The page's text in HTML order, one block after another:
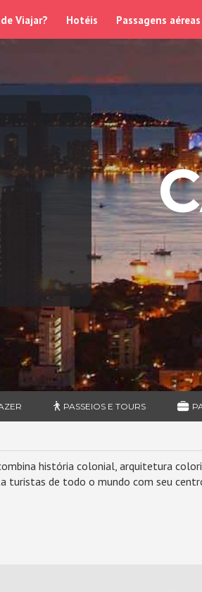
Viajar? Hotéis Passagens
PASSEIOS E TOURS
história colonial, arquitetura
turistas de todo o mundo com seu